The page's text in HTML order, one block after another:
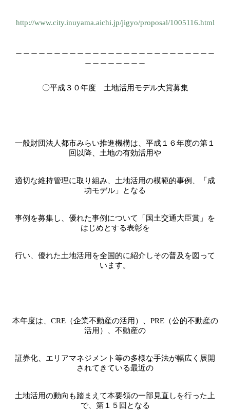
http://www.city.inuyama.aichi.jp/jigyo/proposal/1005116.html
〇平成３０年度 土地活用モデル大賞募集
一般財団法人都市みらい推進機構は、平成１６年度の第１
回以降、土地の有効活用や
適切な維持管理に取り組み、土地活用の模範的事例、「成
功モデル」となる
事例を募集し、優れた事例について「国土交通大臣賞」を
はじめとする表彰を
行い、優れた土地活用を全国的に紹介しその普及を図って
います。
本年度は、 CRE（企業不動産の活用）、 PRE（公的不動産の
活用）、不動産の
証券化、エリアマネジメント等の多様な手法が幅広く展開
されてきている最近の
土地活用の動向も踏まえて本要領の一部見直しを行った上
で、第１５回となる